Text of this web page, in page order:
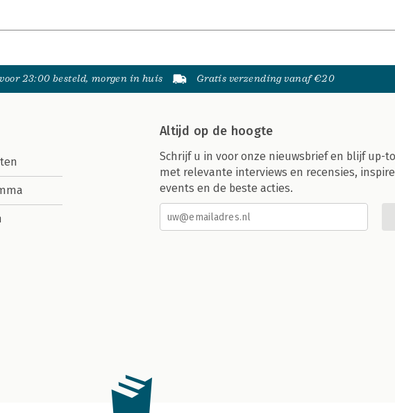
23:00 besteld, morgen in huis Gratis verzending vanaf €20
Altijd op de hoogte
Schrijf u in voor onze nieuwsbrief en blijf up-
met relevante interviews en recensies,
events en de beste acties.